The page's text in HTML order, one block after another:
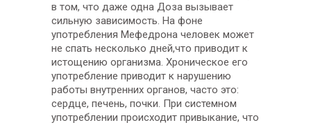
в том, что даже одна Доза вызывает
сильную зависимость. На фоне
употребления Мефедрона человек может
не спать несколько дней,что приводит к
истощению организма. Хроническое его
употребление приводит к нарушению
работы внутренних органов, часто это:
сердце, печень, почки. При системном
употреблении происходит привыкание, что